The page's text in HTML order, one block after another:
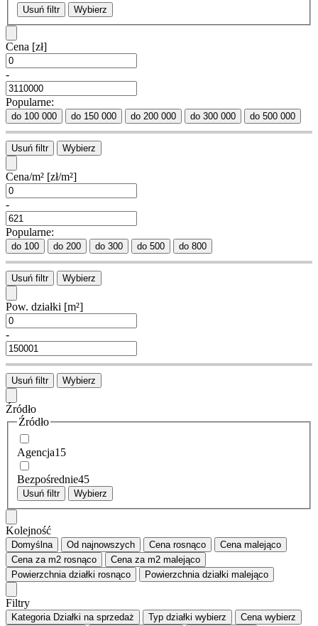
Usuń filtr Wybierz
Cena [zł]
-
Popularne:
do 100 000 do 150 000 do 200 000 do 300 000 do 500 000
Usuń filtr Wybierz
Cena/m² [zł/m²]
-
Popularne:
do 100 do 200 do 300 do 500 do 800
Usuń filtr Wybierz
Pow. działki [m²]
-
Usuń filtr Wybierz
Źródło
Źródło
Agencja15
Bezpośrednie45
Usuń filtr Wybierz
Kolejność
Domyślna Od najnowszych Cenarosnąco Cenamalejąco
Cena za m2 rosnąco Cena za m2 malejąco
Powierzchnia działki rosnąco Powierzchnia działki malejąco
Filtry
Kategoria Działki na sprzedaż Typ działki wybierz Cena wybierz